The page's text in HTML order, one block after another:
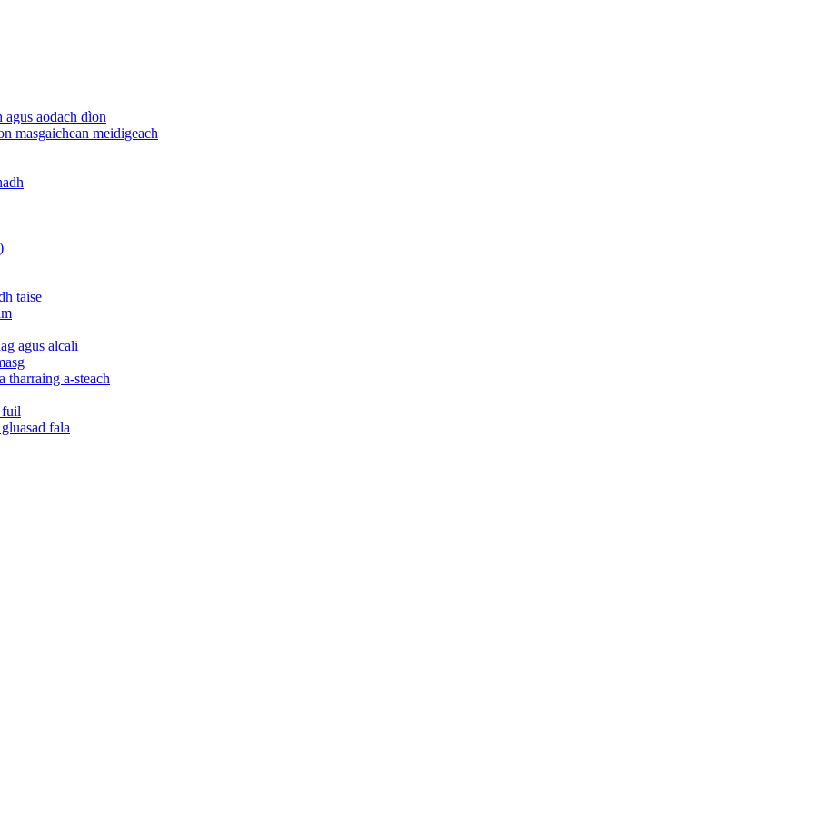
agus aodach dìon
masgaichean meidigeach
taise
agus alcali
tharraing a-steach
fuil
fala